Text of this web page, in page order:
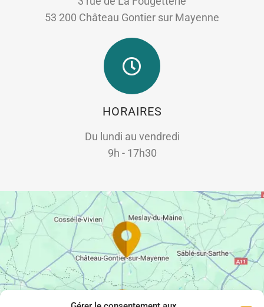
53 200 Château Gontier sur Mayenne
HORAIRES
Du lundi au vendredi
9h - 17h30